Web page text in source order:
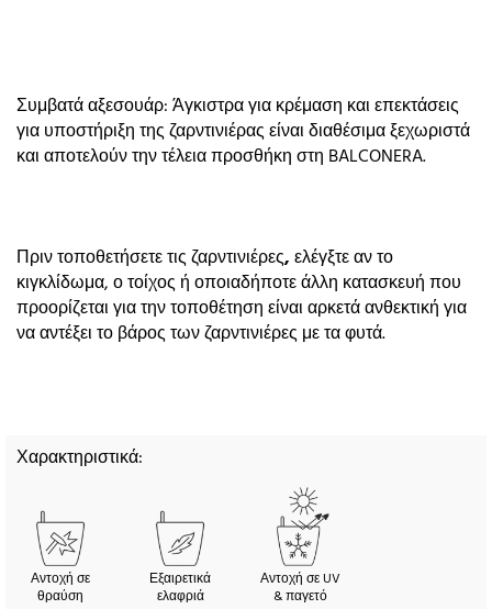
Συμβατά αξεσουάρ: Άγκιστρα για κρέμαση και επεκτάσεις
για υποστήριξη της ζαρντινιέρας είναι διαθέσιμα ξεχωριστά
και αποτελούν την τέλεια προσθήκη στη BALCONERA.
Πριν τοποθετήσετε τιςζαρντινιέρες,ελέγξτε αν το
κιγκλίδωμα, ο τοίχος ή οποιαδήποτε άλλη κατασκευή που
προορίζεται για την τοποθέτηση είναι αρκετά ανθεκτική για
να αντέξει το βάρος των ζαρντινιέρες με τα φυτά.
Χαρακτηριστικά:
Αντοχή σε
θραύση
Εξαιρετικά
ελαφριά
Αντοχή σε UV
& παγετό